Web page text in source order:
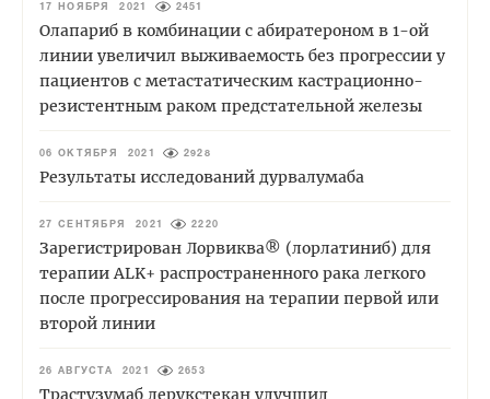
17 НОЯБРЯ 2021 2451
Олапариб в комбинации с абиратероном в 1-ой
линии увеличил выживаемость без прогрессии у
пациентов с метастатическим кастрационно-
резистентным раком предстательной железы
06 ОКТЯБРЯ 2021 2928
Результаты исследований дурвалумаба
27 СЕНТЯБРЯ 2021 2220
Зарегистрирован Лорвиква® (лорлатиниб) для
терапии ALK+ распространенного рака легкого
после прогрессирования на терапии первой или
второй линии
26 АВГУСТА 2021 2653
Трастузумаб дерукстекан улучшил